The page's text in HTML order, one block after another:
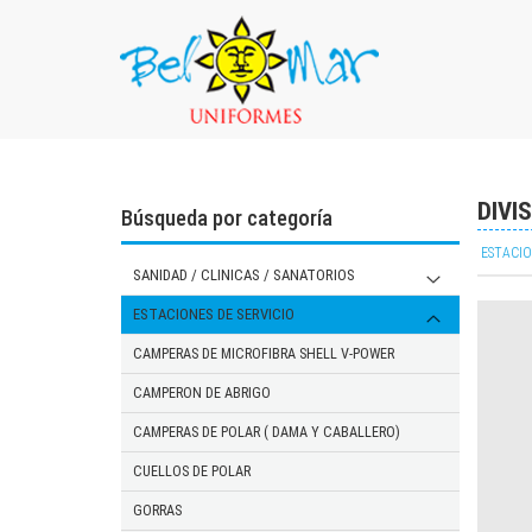
Búsqueda por categoría
SANIDAD / CLINICAS / SANATORIOS
MUJERES
AMBOS ( CASACA Y PANTALON)
Guardapolvo clasico entallado
cofias
VARONES
casaca solapa
ambo cirugia y abiertos
casaca solapa
cofias
GENERALES
SABANAS CUBRECAMILLAS
ALMOHADAS C/ FUNDA PARA CAMILLAS
CARTAS DE COLORES
ARCIEL
GABARDINA
ZUECOS
ESTACIONES DE SERVICIO
CAMPERAS DE MICROFIBRA SHELL V-POWER
CAMPERON DE ABRIGO
CAMPERAS DE POLAR ( DAMA Y CABALLERO)
CUELLOS DE POLAR
GORRAS